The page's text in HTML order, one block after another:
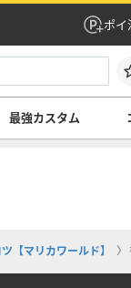
ポイ
最強カスタム
【マリカワールド】